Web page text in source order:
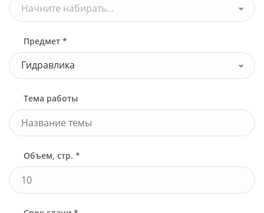
Начните набирать...
Предмет *
Гидравлика
Тема работы
Объем, стр. *